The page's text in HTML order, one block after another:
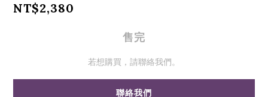
NT$2,380
售完
若想購買，請聯絡我們。
聯絡我們